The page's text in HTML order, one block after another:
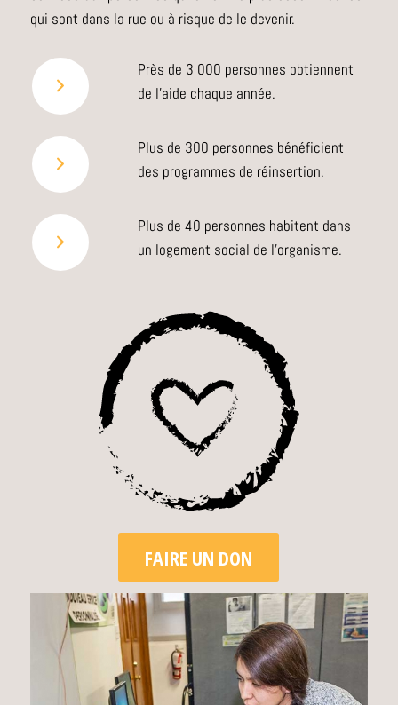
qui sont dans la rue ou à risque de le devenir.
Près de 3 000 personnes obtiennent
de l’aide chaque année.
Plus de 300 personnes bénéficient
des programmes de réinsertion.
Plus de 40 personnes habitent dans
un logement social de l’organisme.
FAIRE UN DON